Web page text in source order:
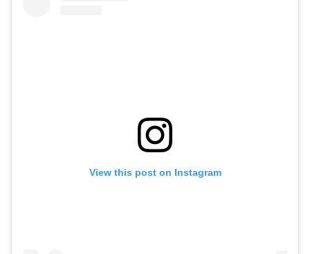
View this post on Instagram